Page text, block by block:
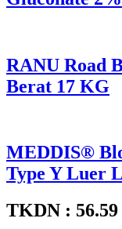
RANU Road
Berat 17 KG
MEDDIS®
Type Y Luer
TKDN : 56.59